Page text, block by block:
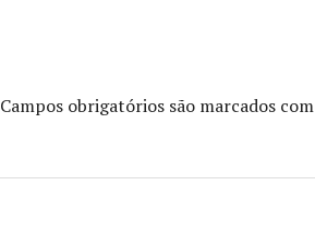
Campos obrigatórios são marcados com